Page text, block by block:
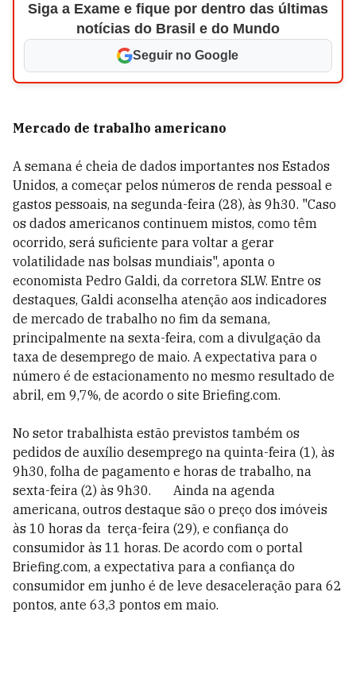
Siga a Exame e fique por dentro das últimas
notícias do Brasil e do Mundo
Seguir no Google
Mercado de trabalho americano
A semana é cheia de dados importantes nos Estados
Unidos, a começar pelos números de renda pessoal e
gastos pessoais, na segunda-feira (28), às 9h30. "Caso
os dados americanos continuem mistos, como têm
ocorrido, será suficiente para voltar a gerar
volatilidade nas bolsas mundiais", aponta o
economista Pedro Galdi, da corretora SLW. Entre os
destaques, Galdi aconselha atenção aos indicadores
de mercado de trabalho no fim da semana,
principalmente na sexta-feira, com a divulgação da
taxa de desemprego de maio. A expectativa para o
número é de estacionamento no mesmo resultado de
abril, em 9,7%, de acordo o site Briefing.com.
No setor trabalhista estão previstos também os
pedidos de auxílio desemprego na quinta-feira (1), às
9h30, folha de pagamento e horas de trabalho, na
sexta-feira (2) às 9h30. Ainda na agenda
americana, outros destaque são o preço dos imóveis
às 10 horas da terça-feira (29), e confiança do
consumidor às 11 horas. De acordo com o portal
Briefing.com, a expectativa para a confiança do
consumidor em junho é de leve desaceleração para 62
pontos, ante 63,3 pontos em maio.